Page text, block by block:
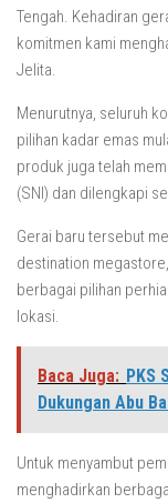
Tengah. Kehadiran
komitmen kami
Jelita.
Menurutnya, seluruh
pilihan kadar emas
produk juga telah
(SNI) dan dilengkapi
Gerai baru tersebut
destination
berbagai pilihan
lokasi.
Baca Juga: PKS
Dukungan Abu
Untuk menyambut
menghadirkan